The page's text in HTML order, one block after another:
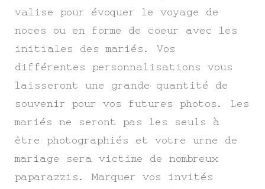
valise pour évoquer le voyage de
noces ou en forme de coeur avec les
initiales des mariés. Vos
différentes personnalisations vous
laisseront une grande quantité de
souvenir pour vos futures photos. Les
mariés ne seront pas les seuls à
être photographiés et votre urne de
mariage sera victime de nombreux
paparazzis. Marquer vos invités